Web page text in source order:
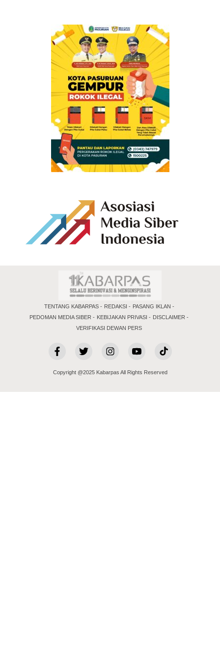
TENTANG KABARPAS REDAKSI
PASANG IKLAN
PEDOMAN MEDIA SIBER
KEBIJAKAN PRIVASI
DISCLAIMER
VERIFIKASI DEWAN PERS
Copyright @2025 Kabarpas All Rights Reserved